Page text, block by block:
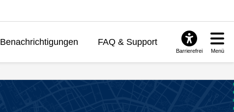
Benachrichtigungen FAQ & Support
Barrierefrei Menü